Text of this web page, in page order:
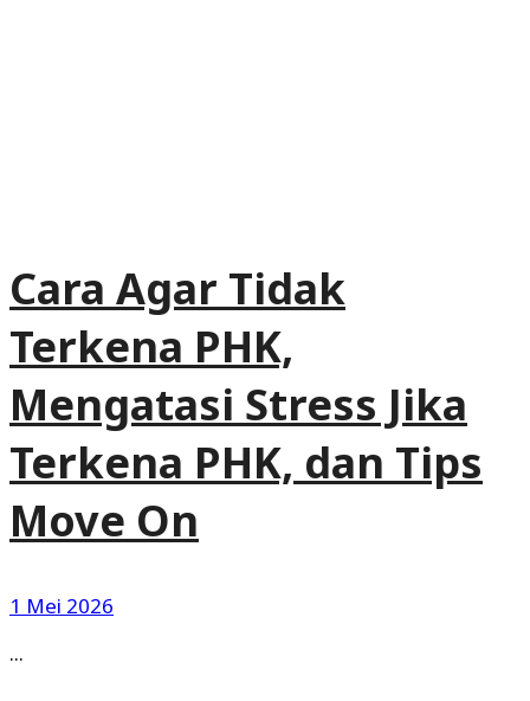
Cara Agar Tidak
Terkena PHK,
Mengatasi Stress Jika
Terkena PHK, dan Tips
Move On
1 Mei 2026
...